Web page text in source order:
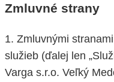
Zmluvné strany
1. Zmluvnými
služieb (ďalej len
Varga s.r.o. Veľký